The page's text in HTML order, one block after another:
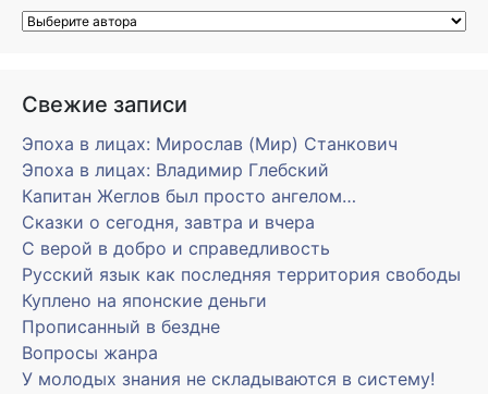
Свежие записи
Эпоха в лицах: Мирослав (Мир) Станкович
Эпоха в лицах: Владимир Глебский
Капитан Жеглов был просто ангелом…
Сказки о сегодня, завтра и вчера
С верой в добро и справедливость
Русский язык как последняя территория свободы
Куплено на японские деньги
Прописанный в бездне
Вопросы жанра
У молодых знания не складываются в систему!